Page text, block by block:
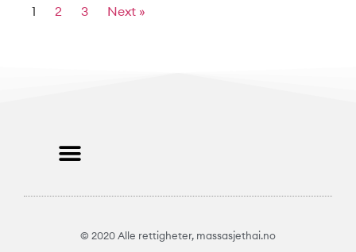
1 2 3 Next »
© 2020 Alle rettigheter, massasjethai.no